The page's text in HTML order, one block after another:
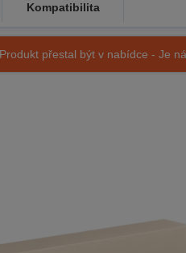
Kompatibilita
Produkt přestal být v nabídce - Je